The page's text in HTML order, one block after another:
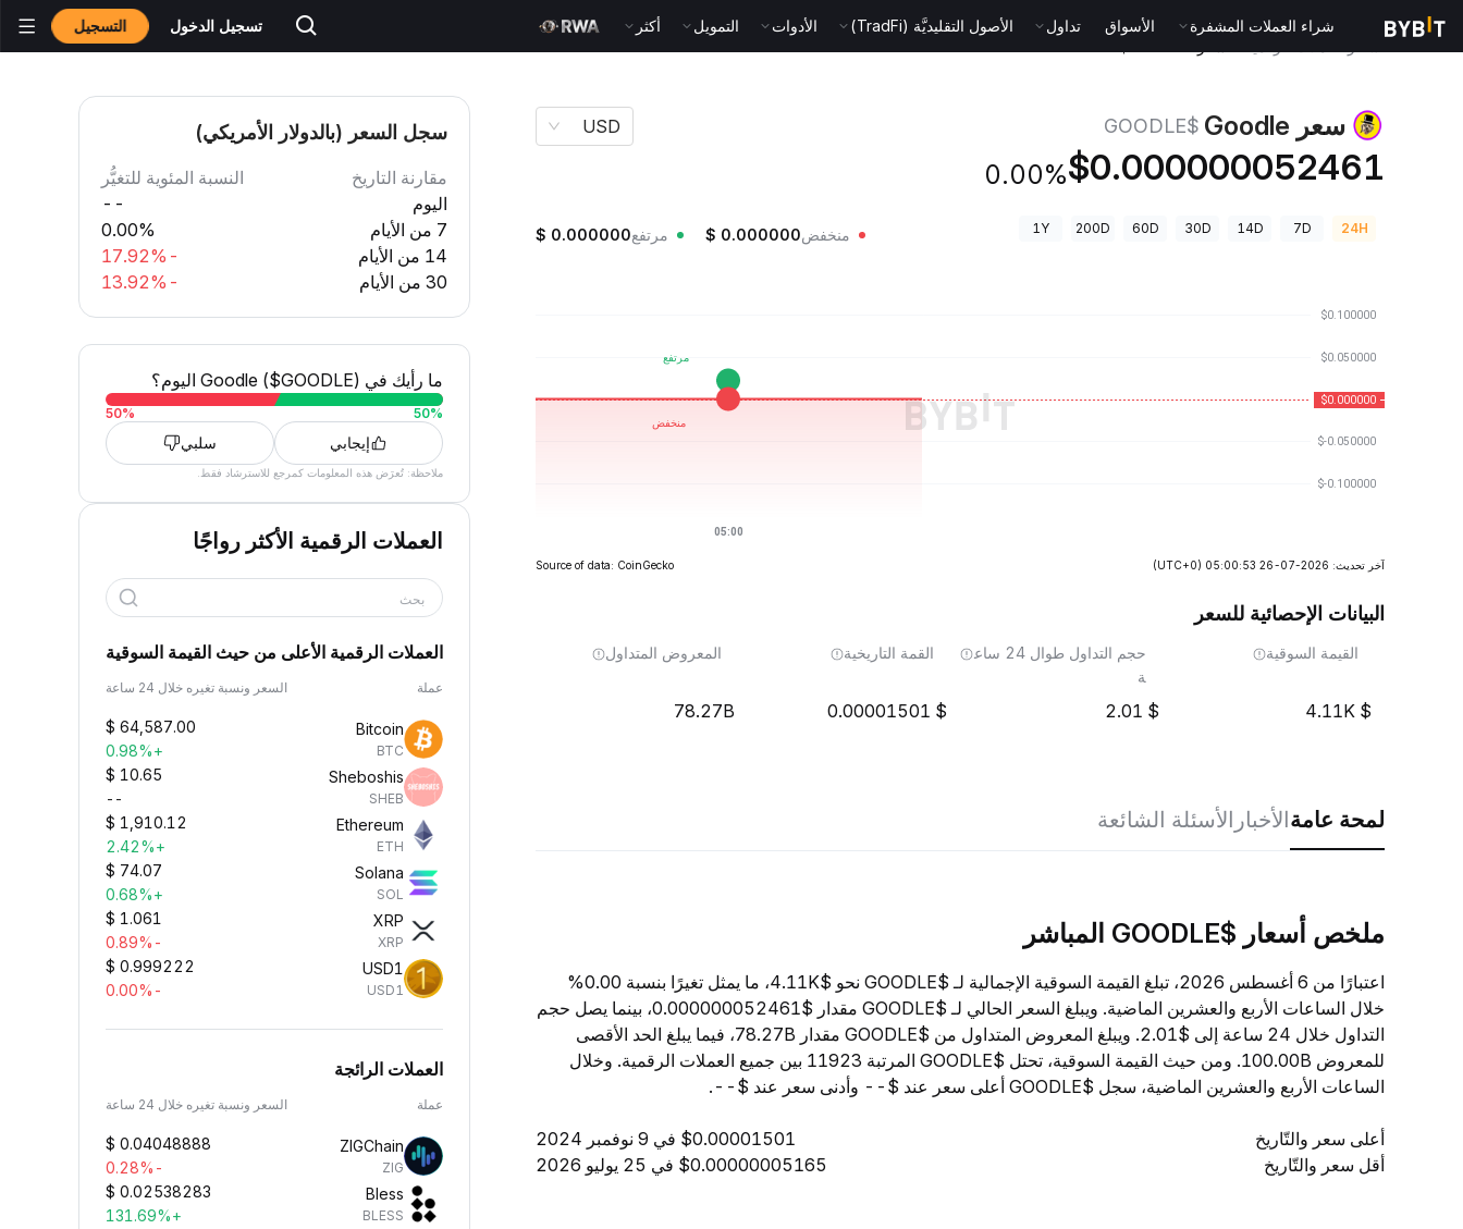
شراء العملات المشفرة الأسواق تداول الأصول التقليديَّة (TradFi) الأدوات التمويل أكثر تسجيل الدخول التسجيل
سعر Goodle $GOODLE
$0.000000052461
0.00%
USD
24H
7D
14D
30D
60D
200D
1Y منخفض $ 0.000000 مرتفع $ 0.000000
آخر تحديث: 2026-07-26 05:00:53 (UTC+0)
Source of data: CoinGecko
البيانات الإحصائية للسعر
القيمة السوقية
4.11K
حجم التداول طوال 24 ساع
ة
2.01
القمة التاريخية
0.00001501
المعروض المتداول
78.27B
لمحة عامةالأخبار الأسئلة الشائعة
ملخص أسعار $GOODLE المباشر
اعتبارًا من 6 أغسطس 2026، تبلغ القيمة السوقية الإجمالية لـ $GOODLE نحو $4.11K، ما يمثل تغيرًا بنسبة 0.00%
خلال الساعات الأربع والعشرين الماضية. ويبلغ السعر الحالي لـ $GOODLE مقدار $0.000000052461، بينما يصل حجم
التداول خلال 24 ساعة إلى $2.01. ويبلغ المعروض المتداول من $GOODLE مقدار 78.27B، فيما يبلغ الحد الأقصى
للمعروض 100.00B. ومن حيث القيمة السوقية، تحتل $GOODLE المرتبة 11923 بين جميع العملات الرقمية. وخلال
الساعات الأربع والعشرين الماضية، سجل $GOODLE أعلى سعر عند $-- وأدنى سعر عند $--.
أعلى سعر والتّاريخ
$0.00001501 في 9 نوفمبر 2024
أقل سعر والتّاريخ
$0.00000005165 في 25 يوليو 2026
سجل السعر (بالدولار الأمريكي)
مقارنة التاريخ
النسبة المئوية للتغيُّر
اليوم
--
7 من الأيام
0.00%
14 من الأيام
-17.92%
30 من الأيام
-13.92%
ما رأيك في Goodle ($GOODLE) اليوم؟
50%
50%
إيجابي سلبي
ملاحظة: تُعرَض هذه المعلومات كمرجع للاسترشاد فقط.
العملات الرقمية الأكثر رواجًا
بحث
العملات الرقمية الأعلى من حيث القيمة السوقية
عملة السعر ونسبة تغيره خلال 24 ساعة
Bitcoin
BTC
$ 64,587.00
+0.98%
Sheboshis
SHEB
$ 10.65
--
Ethereum
ETH
$ 1,910.12
+2.42%
Solana
SOL
$ 74.07
+0.68%
XRP
XRP
$ 1.061
-0.89%
USD1
USD1
$ 0.999222
-0.00%
العملات الرائجة
عملة السعر ونسبة تغيره خلال 24 ساعة
ZIGChain
ZIG
$ 0.04048888
-0.28%
Bless
BLESS
$ 0.02538283
+131.69%